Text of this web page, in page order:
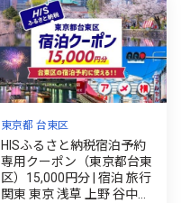
東京都 台東区
HISふるさと納税宿泊予約
専用クーポン（東京都台東
区）15,000円分 | 宿泊 旅行
関東 東京 浅草 上野 谷中